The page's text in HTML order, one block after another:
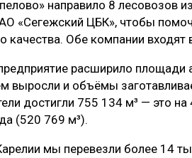
И ЗАЩИТА
МНЕНИЕ
направило 8 лесовозов
«Сегежский ЦБК», чтобы
качества. Обе компании входят
расширило площади
выросли и объёмы
достигли 755 134 м³ — это
(520 769 м³).
мы перевезли более 14